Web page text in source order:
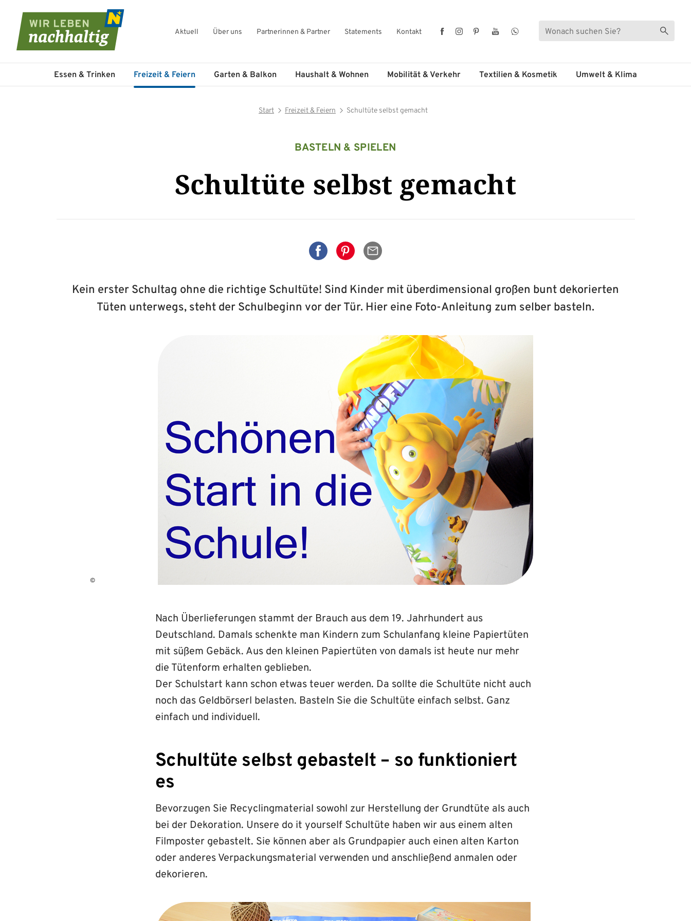
Aktuell Über uns Partnerinnen & Partner Statements Kontakt Facebook
Instagram
Pinterest
YouTubeWhatsApp
Suche Suche
Navigation überspringen
Essen & Trinken Freizeit & Feiern Garten & Balkon Haushalt & Wohnen Mobilität & Verkehr Textilien & Kosmetik Umwelt & Klima
Start Freizeit & Feiern Schultüte selbst gemacht
BASTELN & SPIELEN
Schultüte selbst gemacht
Auf Facebook teilen
Auf Pinterest teilen
Per Mail senden
Kein erster Schultag ohne die richtige Schultüte! Sind Kinder mit überdimensional großen bunt dekorierten
Tüten unterwegs, steht der Schulbeginn vor der Tür. Hier eine Foto-Anleitung zum selber basteln.
©
Nach Überlieferungen stammt der Brauch aus dem 19. Jahrhundert aus
Deutschland. Damals schenkte man Kindern zum Schulanfang kleine Papiertüten
mit süßem Gebäck. Aus den kleinen Papiertüten von damals ist heute nur mehr
die Tütenform erhalten geblieben.
Der Schulstart kann schon etwas teuer werden. Da sollte die Schultüte nicht auch
noch das Geldbörserl belasten. Basteln Sie die Schultüte einfach selbst. Ganz
einfach und individuell.
Schultüte selbst gebastelt – so funktioniert
es
Bevorzugen Sie Recyclingmaterial sowohl zur Herstellung der Grundtüte als auch
bei der Dekoration. Unsere do it yourself Schultüte haben wir aus einem alten
Filmposter gebastelt. Sie können aber als Grundpapier auch einen alten Karton
oder anderes Verpackungsmaterial verwenden und anschließend anmalen oder
dekorieren.